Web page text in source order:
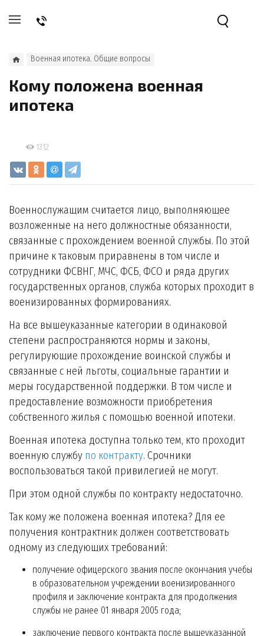
Военная ипотека. Общие вопросы
Кому положена военная
ипотека
1312
Военнослужащим считается лицо, выполняющее
возложенные на него должностные обязанности,
связанные с прохождением военной службы. По этой
причине к таковым приравнены в том числе и
сотрудники ФСВНГ, МЧС, ФСБ, ФСО и ряда других
государственных органов, служба которых проходит в
военизированных формированиях.
На все вышеуказанные категории в одинаковой
степени распространяются нормы и законы,
регулирующие прохождение воинской службы и
связанные с ней льготы, социальные гарантии и
меры государственной поддержки. В том числе и
предоставление возможности приобретения
собственного жилья с помощью военной ипотеки.
Военная ипотека доступна только тем, кто проходит
военную службу по контракту. Срочники
воспользоваться такой привилегией не могут.
При этом одной службы по контракту недостаточно.
Так кому же положена военная ипотека? Для ее
получения контрактник должен соответствовать
одному из следующих требований:
получение офицерского звания после окончания учебы
в образовательном учреждении военизированного
профиля и заключение контракта для продолжения
службы не ранее 01 января 2005 года;
заключение первого контракта после вышеуказанной